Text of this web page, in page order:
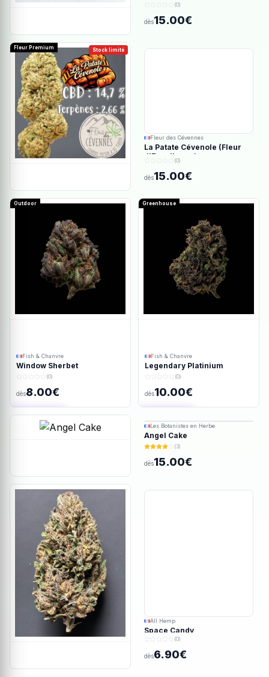
(0)
dès15.00€
Stock limité
Fleur Premium
Fleur des Cévennes
La Patate Cévenole (Fleur
d'Excellence)
(0)
dès15.00€
Outdoor
Fish & Chanvre
Window Sherbet
(0)
dès8.00€
Ajout rapide
Greenhouse
Fish & Chanvre
Legendary Platinium
(0)
dès10.00€
Les Botanistes en Herbe
Angel Cake
(3)
dès15.00€
All Hemp
Space Candy
(0)
dès6.90€